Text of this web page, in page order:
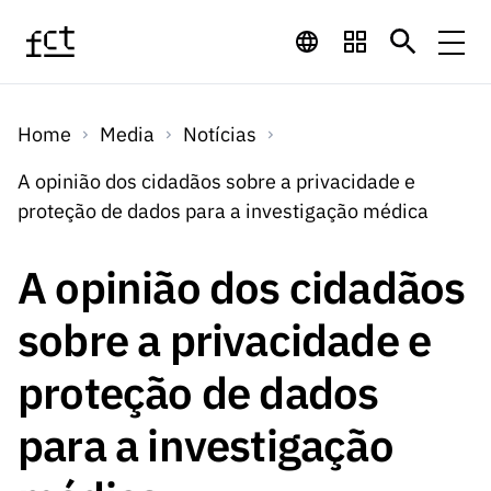
Financiamento
Programas de
Financiamento
Internacional
Prémios
LINKS
RÁPIDOS
Computaç
ão
Emprego
Científico
Projetos
I&D
Concursos
Concursos Previstos
Concursos Fechados
Calendário de
Concursos FCT 2026
LINKS
RÁPIDOS
Bolsas
Científico
Projetos
I&D
Serviços
ServiçosServiços digitais:
Tecnologia para o
Conhecimento
Media
MediaNotícias
Notas de Imprensa
LINKS
RÁPIDOS
Sobre
Home Media
Notícias
A opinião dos cidadãos sobre a privacidade e
proteção de dados para a investigação médica
A opinião dos cidadãos
sobre a privacidade e
proteção de dados
para a investigação